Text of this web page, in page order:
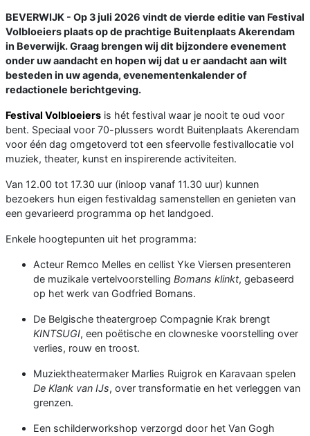
BEVERWIJK - Op 3 juli 2026 vindt de vierde editie van Festival
Volbloeiers plaats op de prachtige Buitenplaats Akerendam
in Beverwijk. Graag brengen wij dit bijzondere evenement
onder uw aandacht en hopen wij dat u er aandacht aan wilt
besteden in uw agenda, evenementenkalender of
redactionele berichtgeving.
Festival Volbloeiers is hét festival waar je nooit te oud voor
bent. Speciaal voor 70-plussers wordt Buitenplaats Akerendam
voor één dag omgetoverd tot een sfeervolle festivallocatie vol
muziek, theater, kunst en inspirerende activiteiten.
Van 12.00 tot 17.30 uur (inloop vanaf 11.30 uur) kunnen
bezoekers hun eigen festivaldag samenstellen en genieten van
een gevarieerd programma op het landgoed.
Enkele hoogtepunten uit het programma:
Acteur Remco Melles en cellist Yke Viersen presenteren
de muzikale vertelvoorstelling Bomans klinkt, gebaseerd
op het werk van Godfried Bomans.
De Belgische theatergroep Compagnie Krak brengt
KINTSUGI, een poëtische en clowneske voorstelling over
verlies, rouw en troost.
Muziektheatermaker Marlies Ruigrok en Karavaan spelen
De Klank van IJs, over transformatie en het verleggen van
grenzen.
Een schilderworkshop verzorgd door het Van Gogh